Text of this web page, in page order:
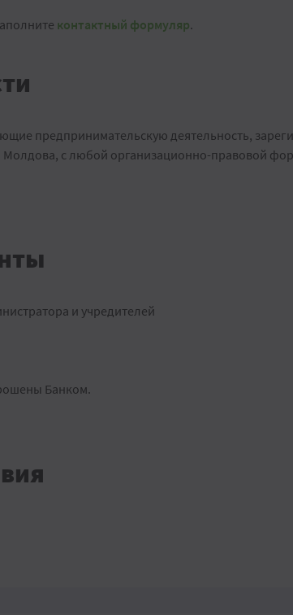
контактный формуляр.
предпринимательскую деятельность,
с любой организационно-правовой
и учредителей
Банком.